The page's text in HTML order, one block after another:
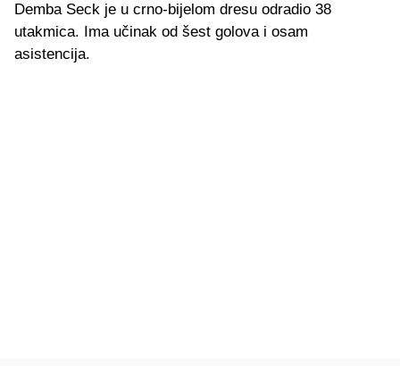
Demba Seck je u crno-bijelom dresu odradio 38
utakmica. Ima učinak od šest golova i osam
asistencija.